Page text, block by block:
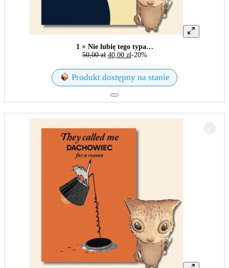
1 × Nie lubię tego typa…
50,00zł 40,00 zł-20%
Produkt dostępny na stanie